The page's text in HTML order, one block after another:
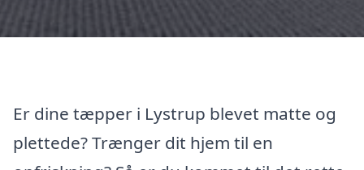
Er dine tæpper i Lystrup blevet matte og
plettede? Trænger dit hjem til en